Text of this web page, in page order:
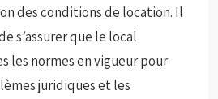
des conditions de location. Il
s’assurer que le local
les normes en vigueur pour
juridiques et les